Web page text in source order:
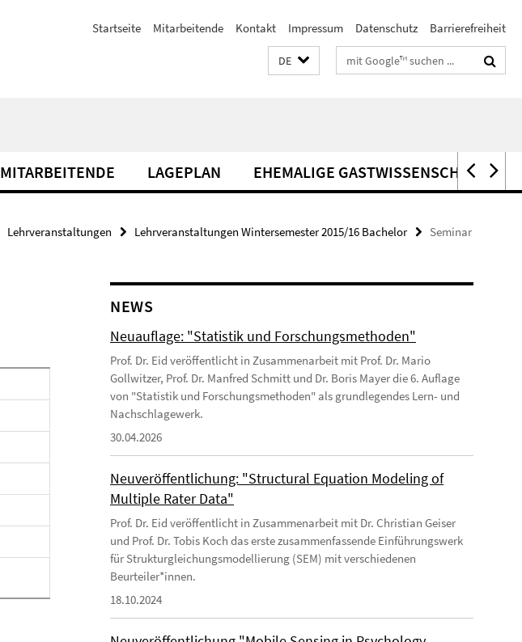
Startseite Mitarbeitende Kontakt Impressum Datenschutz Barrierefreiheit
DE Suchbegriffe
MITARBEITENDE LAGEPLAN EHEMALIGE
Lehrveranstaltungen Lehrveranstaltungen Wintersemester 2015/16 Bachelor
Seminar
NEWS
Neuauflage: "Statistik und Forschungsmethoden"
Prof. Dr. Eid veröffentlicht in Zusammenarbeit mit Prof. Dr. Mario
Gollwitzer, Prof. Dr. Manfred Schmitt und Dr. Boris Mayer die 6. Auflage
von "Statistik und Forschungsmethoden" als grundlegendes Lern- und
Nachschlagewerk.
30.04.2026
Neuveröffentlichung: "Structural Equation Modeling of
Multiple Rater Data"
Prof. Dr. Eid veröffentlicht in Zusammenarbeit mit Dr. Christian Geiser
und Prof. Dr. Tobis Koch das erste zusammenfassende Einführungswerk
für Strukturgleichungsmodellierung (SEM) mit verschiedenen
Beurteiler*innen.
18.10.2024